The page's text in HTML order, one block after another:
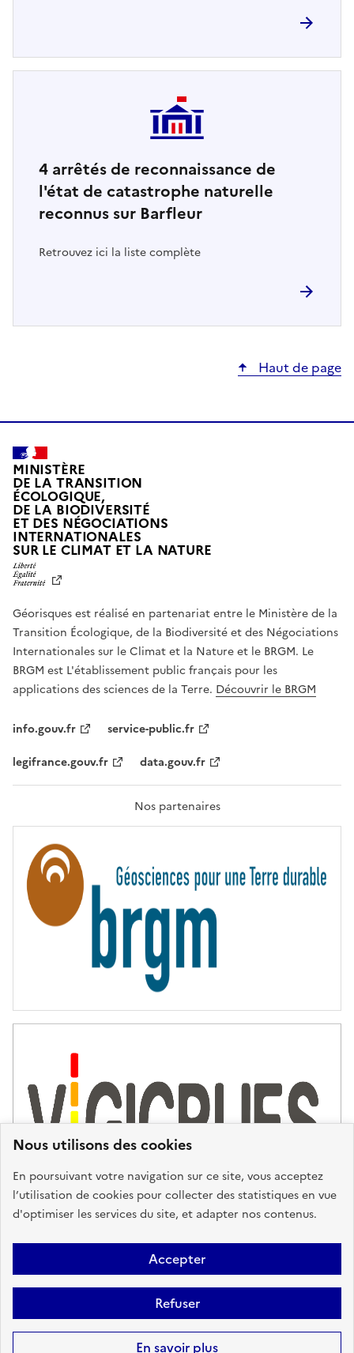
Nous utilisons des cookies
En poursuivant votre navigation sur ce site, vous acceptez
l’utilisation de cookies pour collecter des statistiques en vue
d'optimiser les services du site, et adapter nos contenus.
Accepter
Refuser
En savoir plus
4 arrêtés de reconnaissance de
l'état de catastrophe naturelle
reconnus sur Barfleur
Retrouvez ici la liste complète
Haut de page
MINISTÈRE
DE LA TRANSITION
ÉCOLOGIQUE,
DE LA BIODIVERSITÉ
ET DES NÉGOCIATIONS
INTERNATIONALES
SUR LE CLIMAT ET LA NATUREL
T
É
,
É
G
A
L
F
A
T
R
T
É
Géorisques est réalisé en partenariat entre le Ministère de la
Transition Écologique, de la Biodiversité et des Négociations
Internationales sur le Climat et la Nature et le BRGM. Le
BRGM est L'établissement public français pour les
applications des sciences de la Terre. Découvrir le BRGM
info.gouv.fr
service-public.fr
legifrance.gouv.fr
data.gouv.fr
Nos partenaires
Plan du site Accessibilité : partiellement conforme
Mentions
Légales
Données personnelles Gestion des cookies
FAQ
Sauf mention contraire, tous les contenus de ce site sont sous